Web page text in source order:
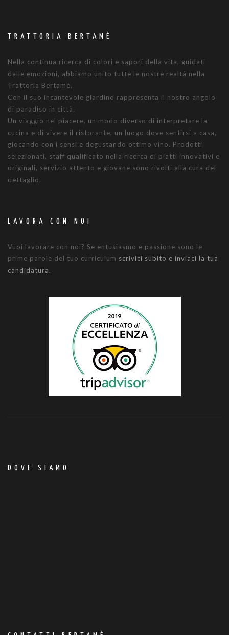
TRATTORIA BERTAMÈ
Nella continua ricerca di colori e sapori della vita, guidati
dalle emozioni, abbiamo unito tutte le nostre realtà nella
Trattoria Bertamè.
Con il suo incantevole giardino rappresenta il nostro angolo
di paradiso in città.
Un viaggio nel piacere, un modo diverso di interpretare la
cucina e di vivere il ristorante, un luogo dove sentirsi a casa,
giocando con i sensi e degustando ottimo vino. Prodotti
selezionati, staff qualificato nella ricerca di piatti innovativi e
originali, servizio attento e giovane sono rivolti alla cura del
dettaglio.
LAVORA CON NOI
Vuoi lavorare con noi? Se entusiasmo e passione sono le
prime parole del tuo curriculum scrivici subito e inviaci la tua
candidatura.
DOVE SIAMO